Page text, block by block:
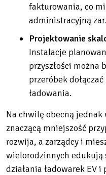
fakturowania, co
administracyjną
Projektowanie
Instalacje
przyszłości można
przeróbek
ładowania.
Na chwilę obecną
znaczącą mniejszość
rozwija, a zarządcy i
wielorodzinnych edukują
działania ładowarek EV